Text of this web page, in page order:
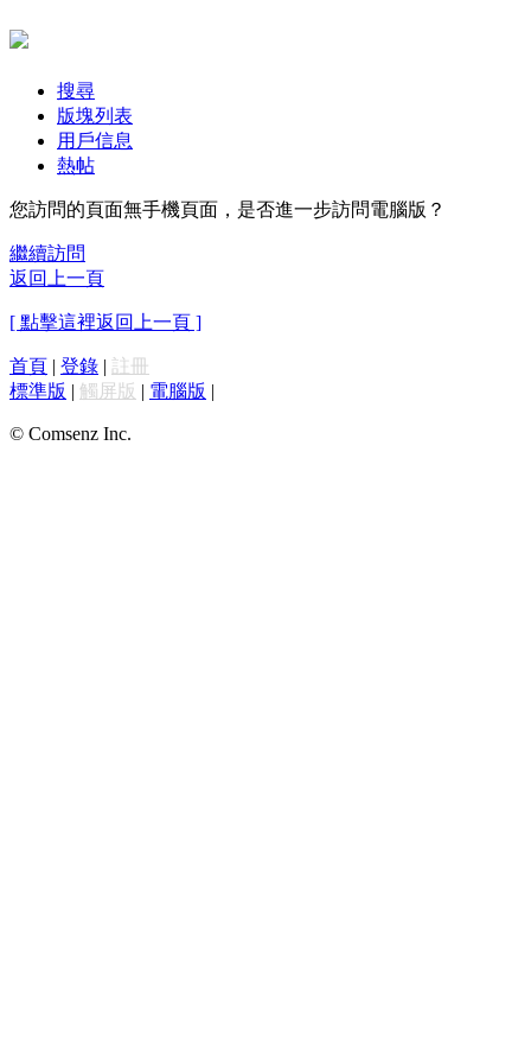
搜尋
版塊列表
用戶信息
熱帖
您訪問的頁面無手機頁面，是否進一步訪問電腦版？
繼續訪問
返回上一頁
[ 點擊這裡返回上一頁 ]
首頁 | 登錄 | 註冊
標準版 | 觸屏版 | 電腦版 |
© Comsenz Inc.